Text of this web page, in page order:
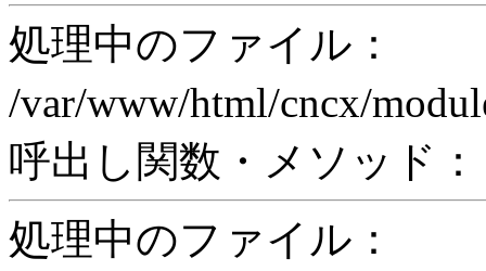
処理中のファイル：
/var/www/html/cncx/
呼出し関数・メソッド：
処理中のファイル：